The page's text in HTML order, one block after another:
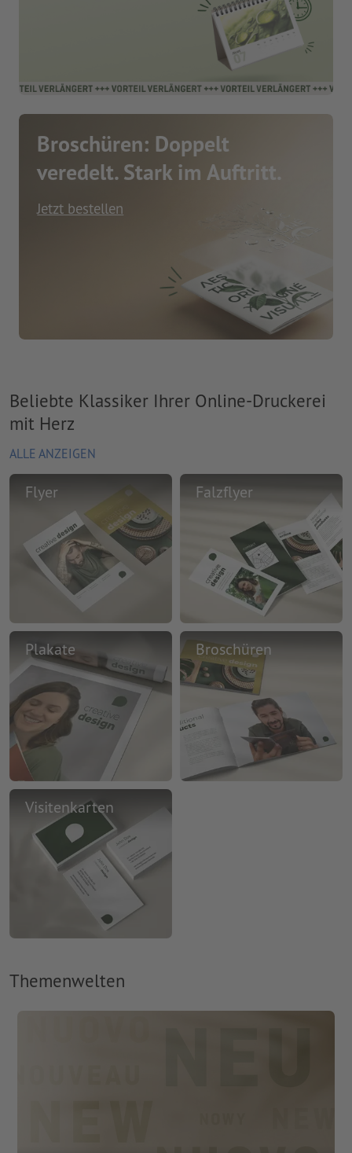
Broschüren: Doppelt
veredelt. Stark im Auftritt.
Jetzt bestellen
Beliebte Klassiker Ihrer Online-Druckerei
mit Herz
ALLE ANZEIGEN
Flyer Falzflyer
Plakate Broschüren
Visitenkarten
Themenwelten